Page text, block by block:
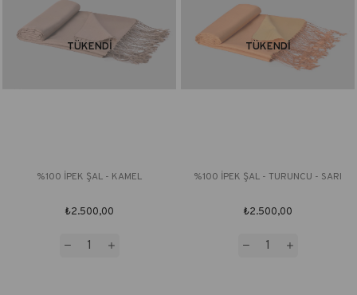
TÜKENDI
%100 İPEK ŞAL - KAMEL
₺2.500,00
TÜKENDI
%100 İPEK ŞAL - TURUNCU - SARI
₺2.500,00